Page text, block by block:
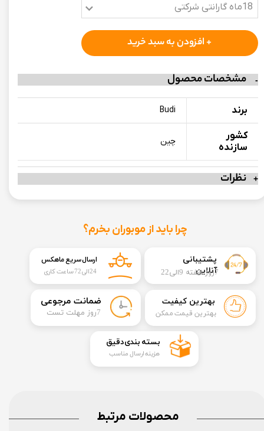
18ماه گارانتی شرکتی
+ افزودن به سبد خرید
مشخصات محصول
برند Budi
کشور
سازنده
چین
نظرات
​​پشتیبانی
آنلاین7روز هفته 9الی22
چرا باید از موبوران بخرم؟
​ضمانت مرجوعی
​7روز مهلت تست
بهترین کیفیت
بهترین قیمت ممکن
ارسال سریع ماهکس
24الی72 ساعت کاری
​بسته بندی دقیق​​​​​​​
هزینه ارسال مناسب
محصولات مرتبط